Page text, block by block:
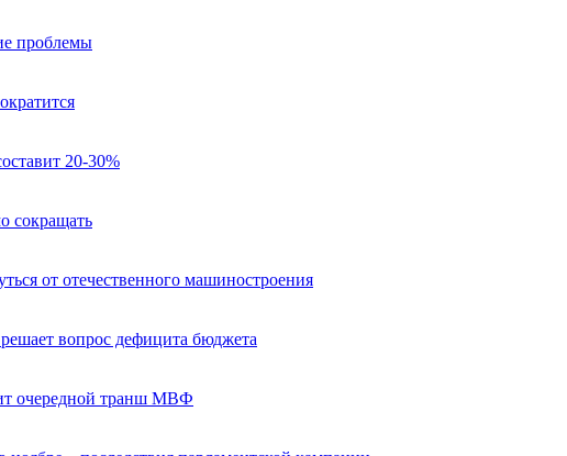
проблемы
20-30%
сокращать
от отечественного машиностроения
вопрос дефицита бюджета
очередной транш МВФ